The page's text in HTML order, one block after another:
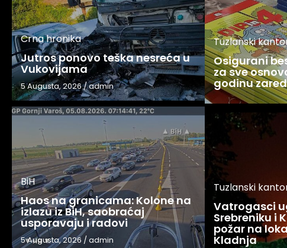
Crna hronika
Jutros ponovo teška nesreća u
Vukovijama
5 Augusta, 2026/admin
BiH
Haos na granicama: Kolone na
izlazu iz BiH, saobraćaj
usporavaju i radovi
5 Augusta, 2026 /admin
Tuzlanski
Osigurani
za sve
godinu
Tuzlanski
Vatrogasci
Srebreniku i
požar na
Kladnja